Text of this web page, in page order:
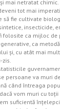
mai netratat chimic.
tot mai
fie cultivate
insecticide,
folosite ca mijloc de
ca
şi, cu atât mai
zis.
persoane va muri
când întreaga
vom muri cu toţii
suficientă